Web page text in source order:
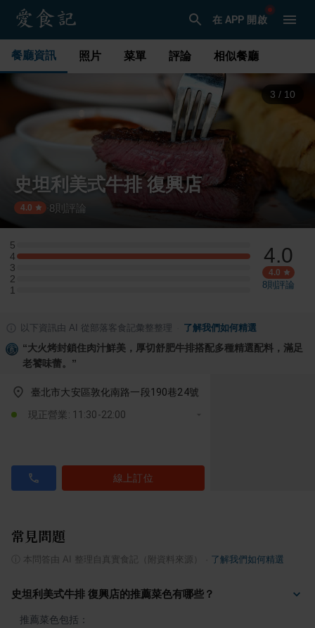
在 APP 開啟
餐廳資訊 照片 菜單 評論 相似餐廳
3 / 10
史坦利美式牛排 復興店
4.0 8 則評論
5
5 星：0 則評論
4
4 星：1 則評論
3
3 星：0 則評論
2
2 星：0 則評論
1
1 星：0 則評論
4.0
4.0
8則評論
以下資訊由 AI 從部落客食記彙整整理 了解我們如何精選
“大火烤封鎖住肉汁鮮美，厚切舒肥牛排搭配多種精選配料，滿足
老饕味蕾。 ”
臺北市大安區敦化南路一段190巷24號
現正營業: 11:30-22:00
線上訂位
常見問題
本問答由 AI 整理自真實食記（附資料來源） 了解我們如何精選
史坦利美式牛排 復興店的推薦菜色有哪些？